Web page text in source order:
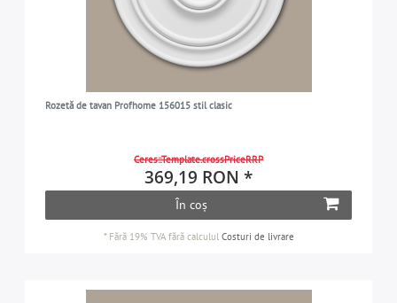
Rozetă de tavan Profhome 156015 stil clasic
Ceres::Template.crossPriceRRP
369,19 RON *
În coș
* Fără 19% TVAfără calculul Costuri de livrare